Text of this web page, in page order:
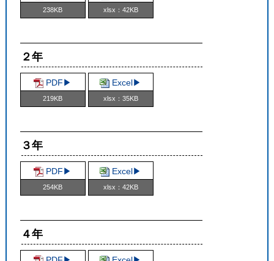
238KB xlsx：42KB
２年
PDF▶︎
219KB
Excel▶︎
xlsx：35KB
３年
PDF▶︎
254KB
Excel▶︎
xlsx：42KB
４年